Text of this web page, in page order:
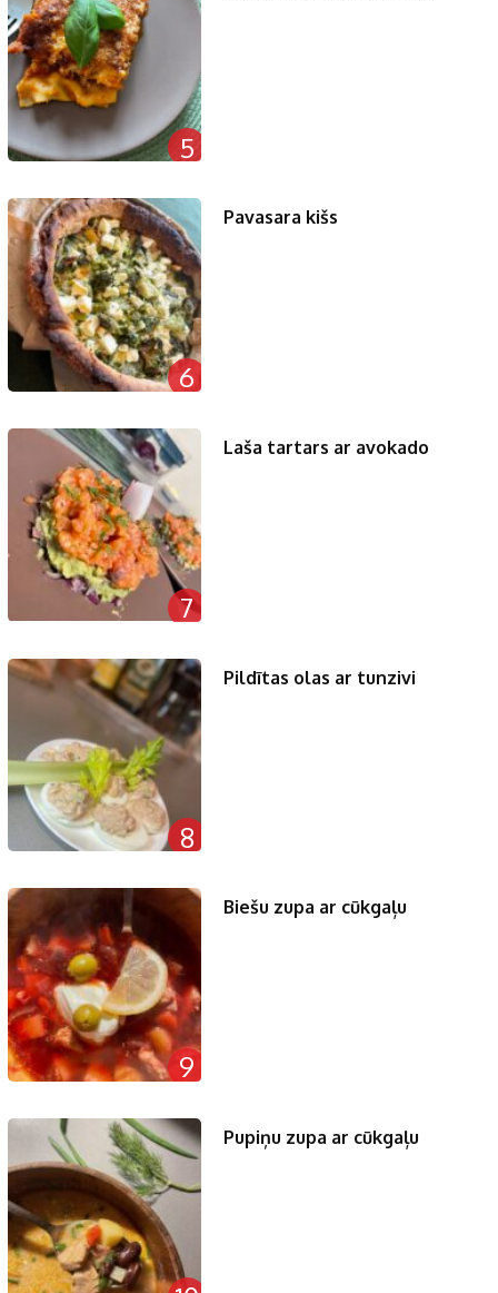
5
6
Pavasara kišs
7
Laša tartars ar avokado
8
Pildītas olas ar tunzivi
9
Biešu zupa ar cūkgaļu
Pupiņu zupa ar cūkgaļu